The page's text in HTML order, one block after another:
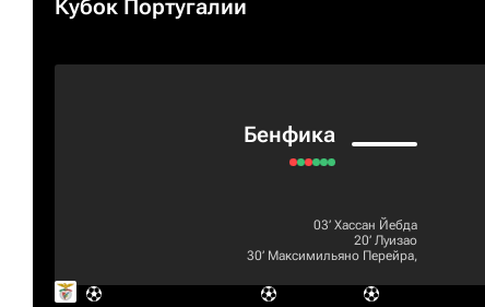
Кубок Португалии
Бенфика
03‎’‎ Хассан Йебда
20‎’‎ Луизао
30‎’‎ Максимильяно Перейра,